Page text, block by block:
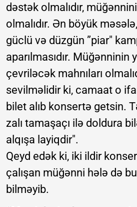
dəstək olmalıdır,
olmalıdır. Ən böyük
güclü və düzgün ”piar"
aparılmasıdır. Müğənninin
çevriləcək mahnıları
sevilməlidir ki, camaat o
bilet alıb konsertə getsin.
zalı tamaşaçı ilə doldura
alqışa layiqdir".
Qeyd edək ki, iki ildir
çalışan müğənni hələ də
bilməyib.